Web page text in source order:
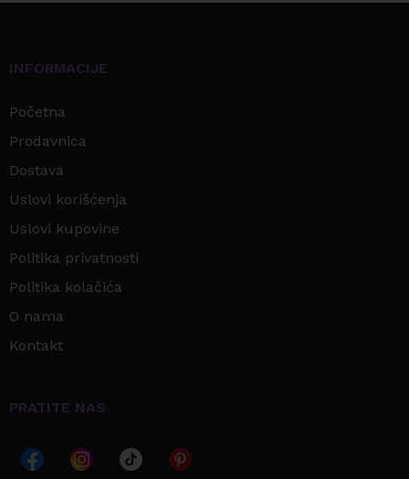
INFORMACIJE
Početna
Prodavnica
Dostava
Uslovi korišćenja
Uslovi kupovine
Politika privatnosti
Politika kolačića
O nama
Kontakt
PRATITE NAS